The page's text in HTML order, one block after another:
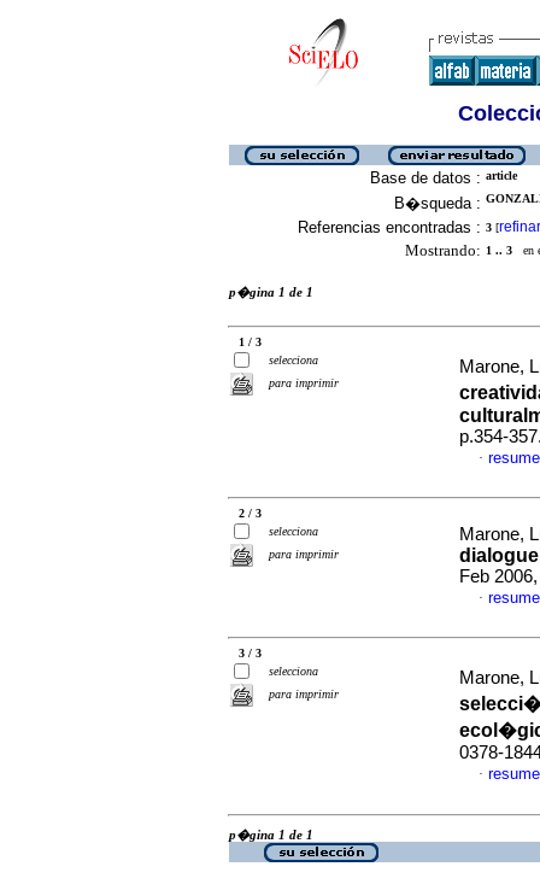
Base de datos : article
B�squeda :
Referencias encontradas : 3 [refinar
Mostrando: 1 .. 3 en
p�gina 1 de 1
1 / 3
selecciona
para imprimir
Marone,
p.354-
·
2 / 3
selecciona
para imprimir
Marone,
Feb
·
3 / 3
selecciona
para imprimir
Marone,
0378-
·
p�gina 1 de 1